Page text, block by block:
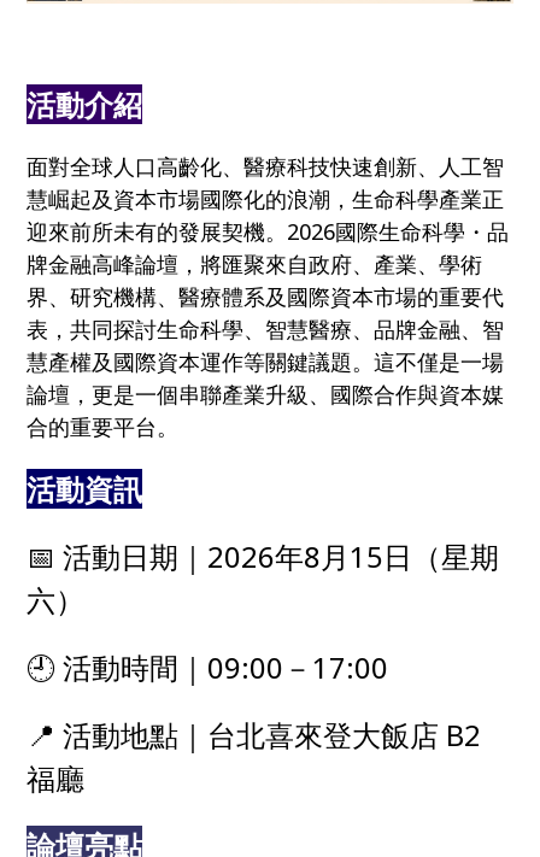
活動介紹
面對全球人口高齡化、醫療科技快速創新、人工智
慧崛起及資本市場國際化的浪潮，生命科學產業正
迎來前所未有的發展契機。2026國際生命科學・品
牌金融高峰論壇，將匯聚來自政府、產業、學術
界、研究機構、醫療體系及國際資本市場的重要代
表，共同探討生命科學、智慧醫療、品牌金融、智
慧產權及國際資本運作等關鍵議題。這不僅是一場
論壇，更是一個串聯產業升級、國際合作與資本媒
合的重要平台。
活動資訊
📅 活動日期｜2026年8月15日（星期
六）
🕘 活動時間｜09:00－17:00
📍 活動地點｜台北喜來登大飯店 B2
福廳
論壇亮點